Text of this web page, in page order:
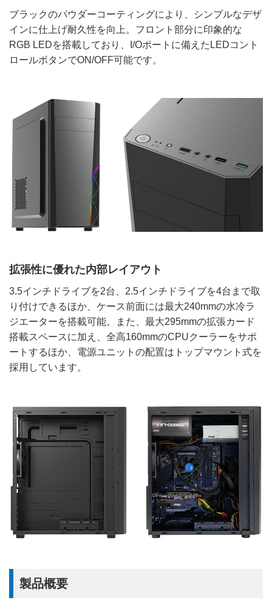
ブラックのパウダーコーティングにより、シンプルなデザ
インに仕上げ耐久性を向上。フロント部分に印象的な
RGB LEDを搭載しており、I/Oポートに備えたLEDコント
ロールボタンでON/OFF可能です。
拡張性に優れた内部レイアウト
3.5インチドライブを2台、2.5インチドライブを4台まで取
り付けできるほか、ケース前面には最大240mmの水冷ラ
ジエーターを搭載可能。また、最大295mmの拡張カード
搭載スペースに加え、全高160mmのCPUクーラーをサポ
ートするほか、電源ユニットの配置はトップマウント式を
採用しています。
製品概要